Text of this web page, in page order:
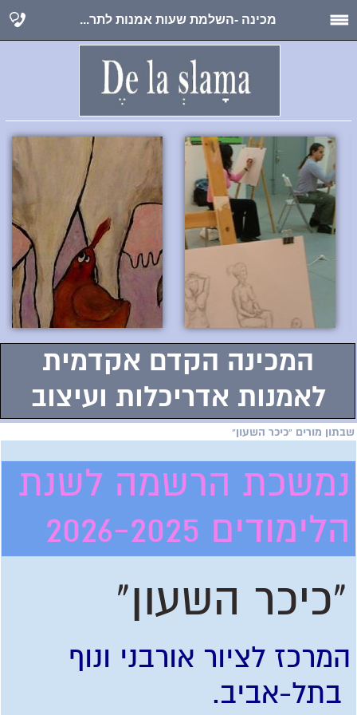
מכינה -השלמת שעות אמנות לתר...
המכינה הקדם אקדמית
לאמנות אדריכלות ועיצוב
שבתון מורים "כיכר השעון"
"כיכר השעון"
המרכז לציור אורבני ונוף
בתל-אביב.
נמשכת הרשמה לשנת
הלימודים 2026-2025